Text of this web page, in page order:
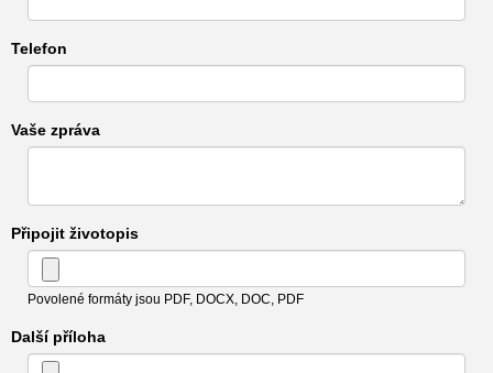
Telefon
Vaše zpráva
Připojit životopis
Povolené formáty jsou PDF, DOCX, DOC, PDF
Další příloha